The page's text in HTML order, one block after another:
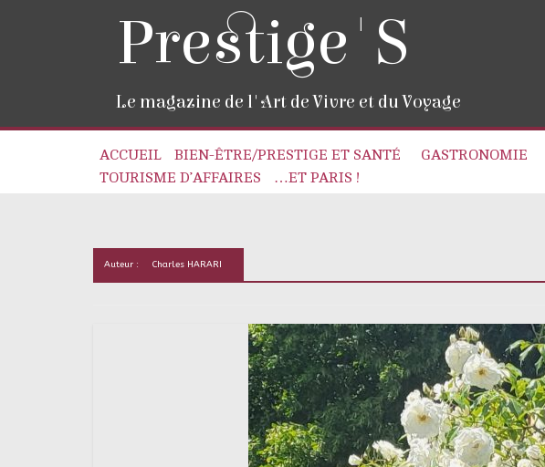
Prestige'S
Le magazine de l'Art de Vivre et du Voyage
ACCUEIL BIEN-ÊTRE/PRESTIGE ET SANTÉ GASTRONOMIE
TOURISME D’AFFAIRES
…ET PARIS !
Auteur : Charles HARARI